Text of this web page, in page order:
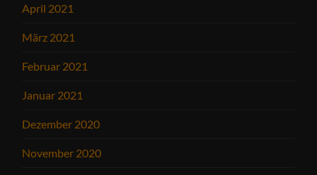
April 2021
März 2021
Februar 2021
Januar 2021
Dezember 2020
November 2020